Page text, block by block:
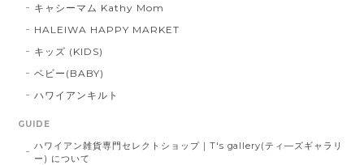
キャシーマム Kathy Mom
HALEIWA HAPPY MARKET
キッズ (KIDS)
ベビー(BABY)
ハワイアンキルト
GUIDE
ハワイアン雑貨専門セレクトショップ｜T's gallery(ティ―ズギャラリ
ー) について